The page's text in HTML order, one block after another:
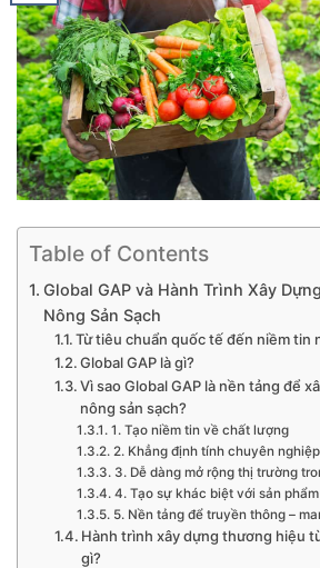
Table of Contents
Global GAP và Hành Trình Xây
Nông Sản Sạch
Từ tiêu chuẩn quốc tế đến niềm tin
Global GAP là gì?
Vì sao Global GAP là nền tảng để
nông sản sạch?
1. Tạo niềm tin về chất lượng
2. Khẳng định tính chuyên
3. Dễ dàng mở rộng thị trường
4. Tạo sự khác biệt với sản
5. Nền tảng để truyền thông –
Hành trình xây dựng thương hiệu
gì?